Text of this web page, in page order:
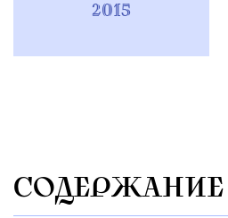
2015
СОДЕРЖАНИЕ